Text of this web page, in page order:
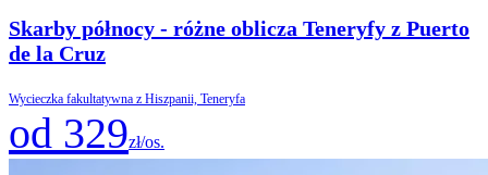
Skarby północy - różne oblicza Teneryfy z Puerto
de la Cruz
Wycieczka fakultatywna z Hiszpanii, Teneryfa
od 329zł/os.